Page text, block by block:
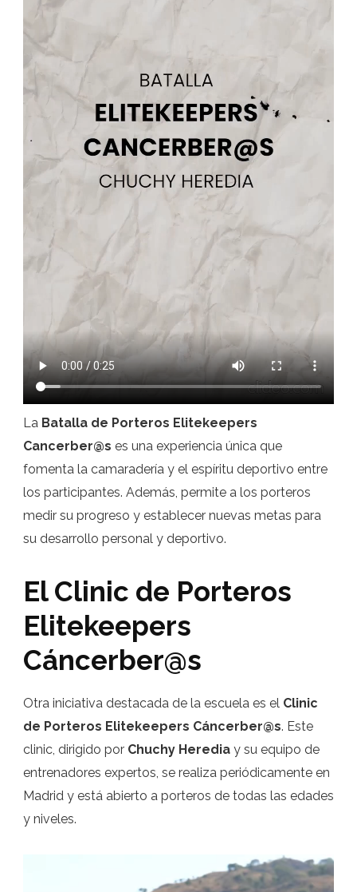
La Batalla de Porteros Elitekeepers
Cancerber@s es una experiencia única que
fomenta la camaradería y el espíritu deportivo entre
los participantes. Además, permite a los porteros
medir su progreso y establecer nuevas metas para
su desarrollo personal y deportivo.
El Clinic de Porteros
Elitekeepers
Cáncerber@s
Otra iniciativa destacada de la escuela es el Clinic
de Porteros Elitekeepers Cáncerber@s. Este
clinic, dirigido por Chuchy Heredia y su equipo de
entrenadores expertos, se realiza periódicamente en
Madrid y está abierto a porteros de todas las edades
y niveles.